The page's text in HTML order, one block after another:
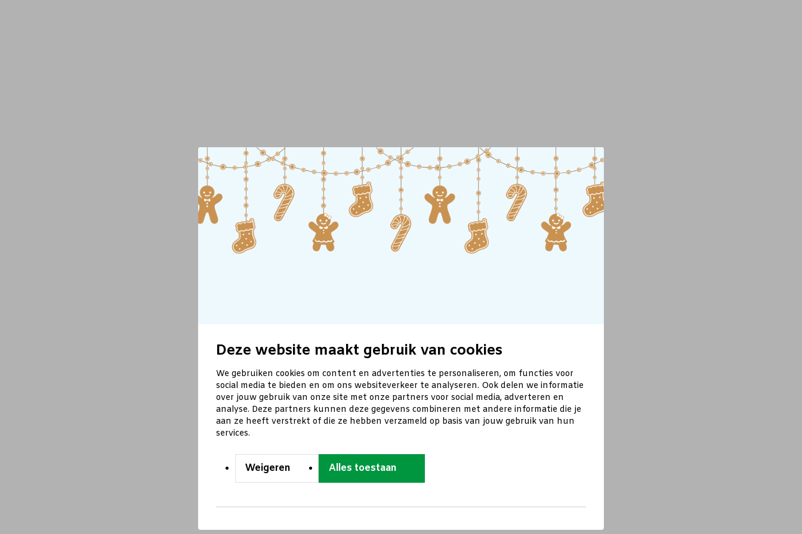
Deze website maakt gebruik van cookies
We gebruiken cookies om content en advertenties te personaliseren, om functies voor
social media te bieden en om ons websiteverkeer te analyseren. Ook delen we informatie
over jouw gebruik van onze site met onze partners voor social media, adverteren en
analyse. Deze partners kunnen deze gegevens combineren met andere informatie die je
aan ze heeft verstrekt of die ze hebben verzameld op basis van jouw gebruik van hun
services.
Weigeren Alles toestaan